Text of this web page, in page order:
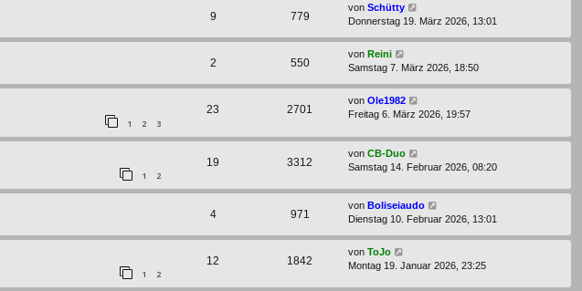
9 779
von Schütty
Donnerstag 19. März 2026, 13:01
2 550
von Reini
Samstag 7. März 2026, 18:50
1 2 3
23 2701
von Ole1982
Freitag 6. März 2026, 19:57
1 2
19 3312
von CB-Duo
Samstag 14. Februar 2026, 08:20
4 971
von Boliseiaudo
Dienstag 10. Februar 2026, 13:01
1 2
12 1842
von ToJo
Montag 19. Januar 2026, 23:25